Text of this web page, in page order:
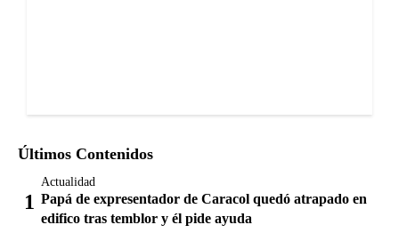
Últimos Contenidos
Actualidad
Papá de expresentador de Caracol quedó atrapado en
edifico tras temblor y él pide ayuda